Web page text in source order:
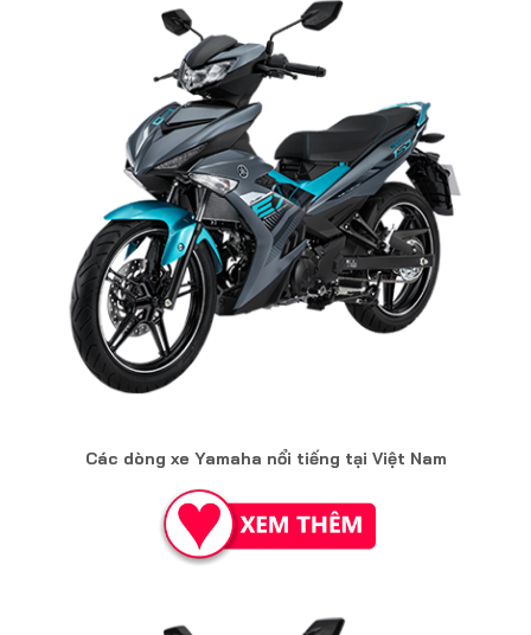
Các dòng xe Yamaha nổi tiếng tại Việt Nam